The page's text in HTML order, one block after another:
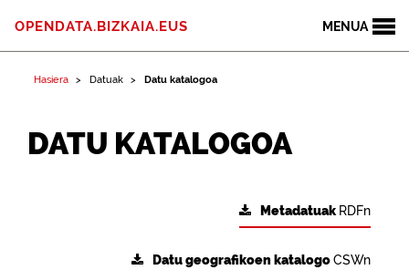
MENUA
OPENDATA.BIZKAIA.EUS
Hasiera Datuak Datu katalogoa
DATU KATALOGOA
Metadatuak RDFn
Datu geografikoen katalogoCSWn